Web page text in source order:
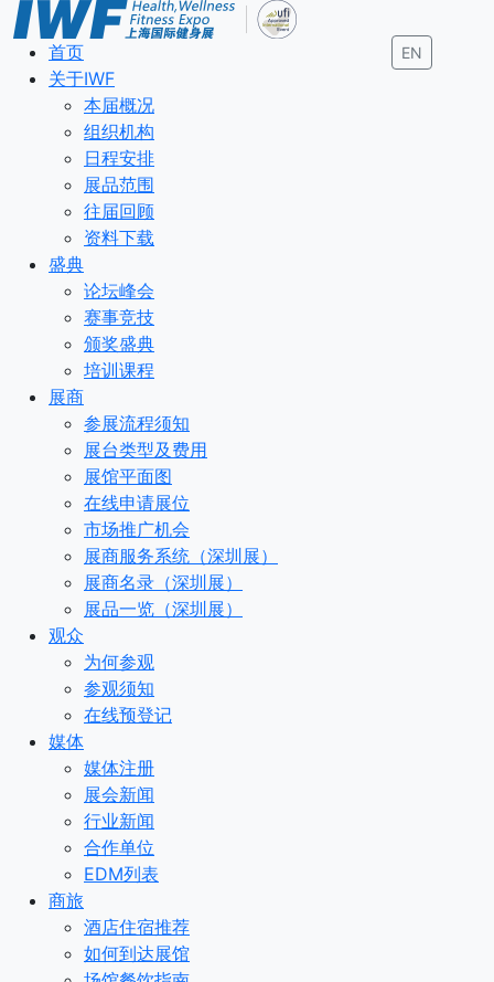
EN
首页
关于IWF
本届概况
组织机构
日程安排
展品范围
往届回顾
资料下载
盛典
论坛峰会
赛事竞技
颁奖盛典
培训课程
展商
参展流程须知
展台类型及费用
展馆平面图
在线申请展位
市场推广机会
展商服务系统（深圳展）
展商名录（深圳展）
展品一览（深圳展）
观众
为何参观
参观须知
在线预登记
媒体
媒体注册
展会新闻
行业新闻
合作单位
EDM列表
商旅
酒店住宿推荐
如何到达展馆